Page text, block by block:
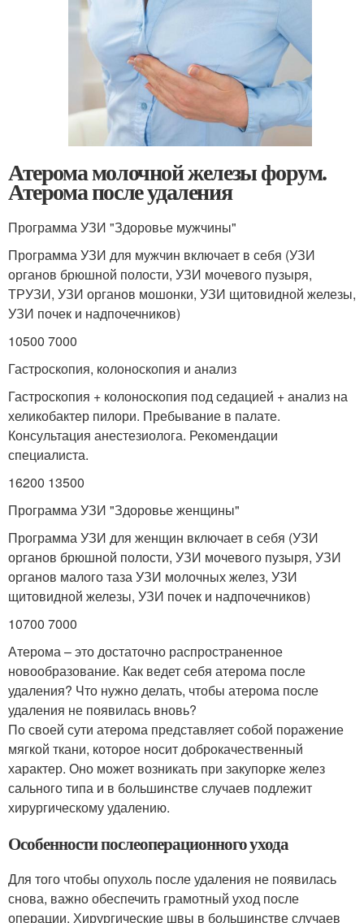
Атерома молочной железы форум.
Атерома после удаления
Программа УЗИ "Здоровье мужчины"
Программа УЗИ для мужчин включает в себя (УЗИ
органов брюшной полости, УЗИ мочевого пузыря,
ТРУЗИ, УЗИ органов мошонки, УЗИ щитовидной железы,
УЗИ почек и надпочечников)
10500 7000
Гастроскопия, колоноскопия и анализ
Гастроскопия + колоноскопия под седацией + анализ на
хеликобактер пилори. Пребывание в палате.
Консультация анестезиолога. Рекомендации
специалиста.
16200 13500
Программа УЗИ "Здоровье женщины"
Программа УЗИ для женщин включает в себя (УЗИ
органов брюшной полости, УЗИ мочевого пузыря, УЗИ
органов малого таза УЗИ молочных желез, УЗИ
щитовидной железы, УЗИ почек и надпочечников)
10700 7000
Атерома – это достаточно распространенное
новообразование. Как ведет себя атерома после
удаления? Что нужно делать, чтобы атерома после
удаления не появилась вновь?
По своей сути атерома представляет собой поражение
мягкой ткани, которое носит доброкачественный
характер. Оно может возникать при закупорке желез
сального типа и в большинстве случаев подлежит
хирургическому удалению.
Особенности послеоперационного ухода
Для того чтобы опухоль после удаления не появилась
снова, важно обеспечить грамотный уход после
операции. Хирургические швы в большинстве случаев